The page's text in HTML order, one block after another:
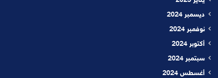
ديسمبر 2024
نوفمبر 2024
أكتوبر 2024
سبتمبر 2024
أغسطس 2024